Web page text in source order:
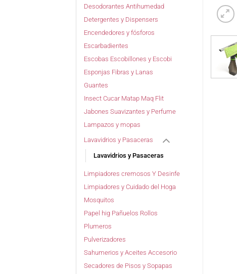
Desodorantes Antihumedad
Detergentes y Dispensers
Encendedores y fósforos
Escarbadientes
Escobas Escobillones y Escobi
Esponjas Fibras y Lanas
Guantes
Insect Cucar Matap Maq Flit
Jabones Suavizantes y Perfume
Lampazos y mopas
Lavavidrios y Pasaceras
Lavavidrios y Pasaceras
Limpiadores cremosos Y Desinfe
Limpiadores y Cuidado del Hoga
Mosquitos
Papel hig Pañuelos Rollos
Plumeros
Pulverizadores
Sahumerios y Aceites Accesorio
Secadores de Pisos y Sopapas